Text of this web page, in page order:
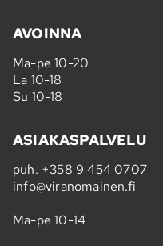
AVOINNA
Ma-pe 10-20
La 10-18
Su 10-18
ASIAKASPALVELU
puh. +358 9 454 0707
info@viranomainen.fi
Ma-pe 10-14